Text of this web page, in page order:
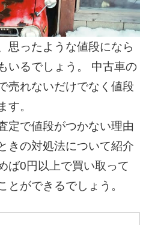
思ったような値段になら
いるでしょう。 中古車の
売れないだけでなく値段
す。
定で値段がつかない理由
きの対処法について紹介
ば0円以上で買い取って
とができるでしょう。